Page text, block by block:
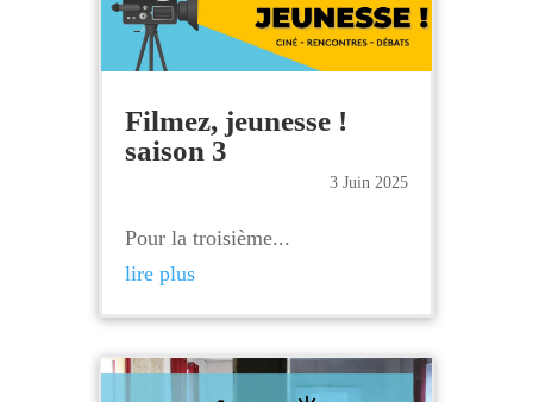
Filmez, jeunesse !
saison 3
3 Juin 2025
Pour la troisième...
lire plus